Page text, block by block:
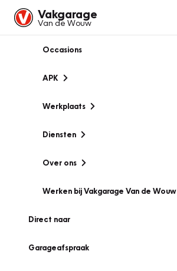
Vakgarage
Van de Wouw
Occasions
APK
Werkplaats
Diensten
Over ons
Werken bij Vakgarage Van de Wouw
Direct naar
Garageafspraak